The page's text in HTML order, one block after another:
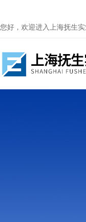
您好，欢迎进入上海抚生实